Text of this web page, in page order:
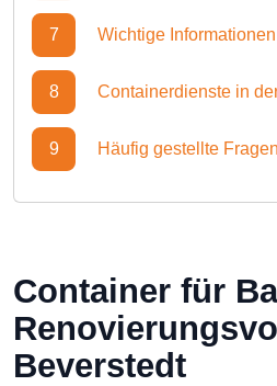
7 Wichtige
8 Containerdienste in
9 Häufig gestellte Fragen
Container für
Beverstedt